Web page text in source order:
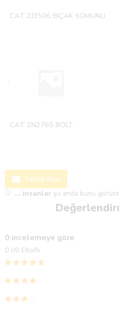
CAT 2J3506 BIÇAK SOMUNU
CAT 2N2765 BOLT
Teklif Alın
... insanlar şu anda bunu
0 incelemeye göre
0.00 Etraflı